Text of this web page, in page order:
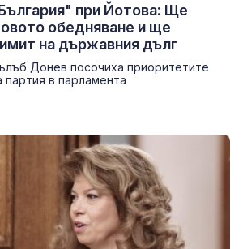
при Йотова: Ще
обедняване и ще
на държавния дълг
Донев посочиха приоритетите
в парламента